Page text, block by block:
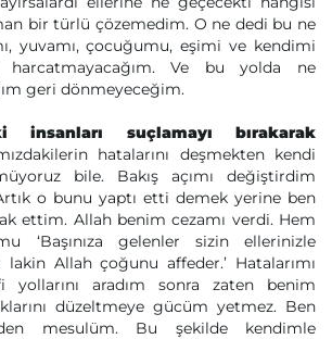
bir türlü çözemedim. O ne dedi bu ne
yuvamı, çocuğumu, eşimi ve kendimi
harcatmayacağım. Ve bu yolda ne
geri dönmeyeceğim.
insanları suçlamayı bırakarak
hatalarını deşmekten kendi
bile. Bakış açımı değiştirdim
o bunu yaptı etti demek yerine ben
ettim. Allah benim cezamı verdi. Hem
‘Başınıza gelenler sizin ellerinizle
lakin Allah çoğunu affeder.’ Hatalarımı
aradım sonra zaten benim
düzeltmeye gücüm yetmez. Ben
mesulüm. Bu şekilde kendimle